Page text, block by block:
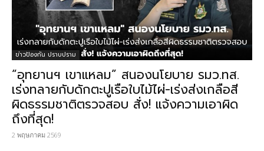
ข่าวป้องกัน ปราบปราม
“อุทยานฯ เขาแหลม” สนองนโยบาย รมว.ทส.
เร่งทลายกับดักตะปูเรือใบไม้ไผ่-เร่งส่งเกลือสี
ผิดธรรมชาติตรวจสอบ สั่ง! แจ้งความเอาผิด
ถึงที่สุด!
2 พฤษภาคม 2569